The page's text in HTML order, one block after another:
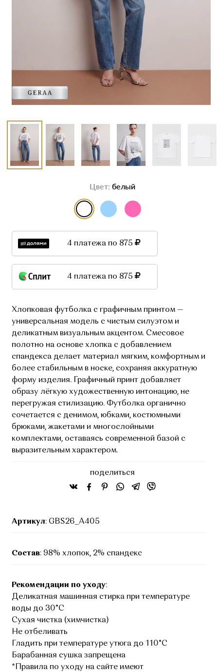
Цвет: белый
выбор цветавыбор цветавыбор цвета
4 платежа по 875
4 платежа по 875
Хлопковая футболка с графичным принтом —
универсальная модель с чистым силуэтом и
деликатным визуальным акцентом. Смесовое
полотно на основе хлопка с добавлением
спандекса делает материал мягким, комфортным и
более стабильным в носке, сохраняя аккуратную
форму изделия. Графичный принт добавляет
образу лёгкую художественную интонацию, не
перегружая стилизацию. Футболка органично
сочетается с денимом, юбками, костюмными
брюками, жакетами и многослойными
комплектами, оставаясь современной базой с
выразительным характером.
поделиться
Артикул: GBS26_A405
Состав: 98% хлопок, 2% спандекс
Рекомендации по уходу:
Деликатная машинная стирка при температуре
воды до 30°C
Сухая чистка (химчистка)
Не отбеливать
Гладить при температуре утюга до 110°C
Барабанная сушка запрещена
*Правила по уходу на сайте имеют